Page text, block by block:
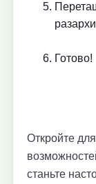
Готово!
Откройте
станьте